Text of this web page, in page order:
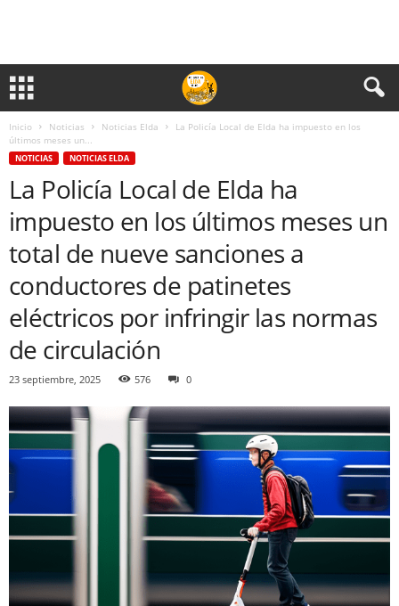
Inicio Noticias Noticias Elda
La Policía Local de Elda ha impuesto en los
últimos meses un...
NOTICIAS NOTICIAS ELDA
La Policía Local de Elda ha
impuesto en los últimos meses un
total de nueve sanciones a
conductores de patinetes
eléctricos por infringir las normas
de circulación
23 septiembre, 2025 576 0